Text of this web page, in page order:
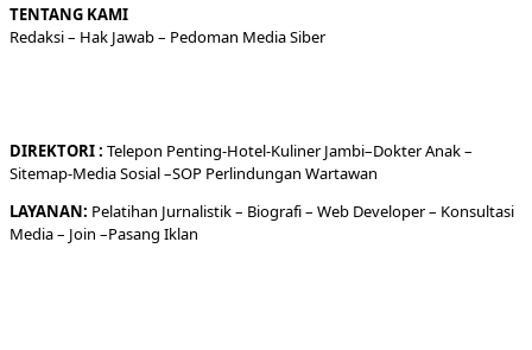
TENTANG KAMI
Redaksi– Hak Jawab – Pedoman Media Siber
DIREKTORI: Telepon Penting-Hotel-KulinerJambi–DokterAnak –
Sitemap-Media Sosial –SOP Perlindungan Wartawan
LAYANAN: Pelatihan Jurnalistik – Biografi– Web Developer– Konsultasi
Media– Join –Pasang Iklan